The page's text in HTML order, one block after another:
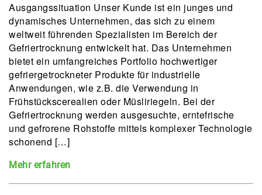
Ausgangssituation Unser Kunde ist ein junges und
dynamisches Unternehmen, das sich zu einem
weltweit führenden Spezialisten im Bereich der
Gefriertrocknung entwickelt hat. Das Unternehmen
bietet ein umfangreiches Portfolio hochwertiger
gefriergetrockneter Produkte für industrielle
Anwendungen, wie z.B. die Verwendung in
Frühstückscerealien oder Müsliriegeln. Bei der
Gefriertrocknung werden ausgesuchte, erntefrische
und gefrorene Rohstoffe mittels komplexer Technologie
schonend […]
Mehr erfahren